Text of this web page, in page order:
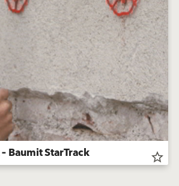
Baumit StarTrack star_border